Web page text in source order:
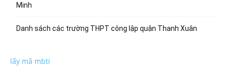
Minh
Danh sách các trường THPT công lập quận Thanh Xuân
lấy mã mbti